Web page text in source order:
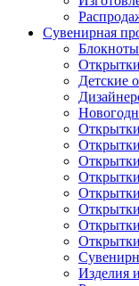
Сувенирная
Детские
Открытки
Изделия